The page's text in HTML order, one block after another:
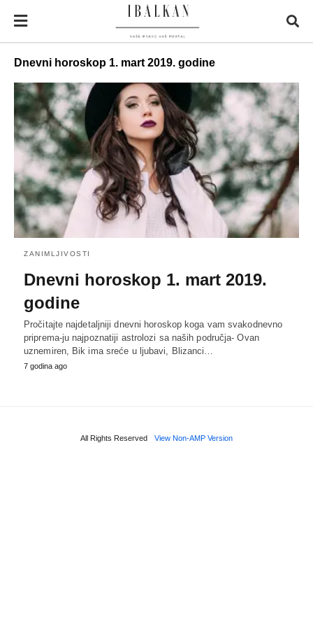
Dnevni horoskop 1. mart 2019. godine
ZANIMLJIVOSTI
Dnevni horoskop 1. mart 2019.
godine
Pročitajte najdetaljniji dnevni horoskop koga vam svakodnevno
priprema-ju najpoznatiji astrolozi sa naših područja- Ovan
uznemiren, Bik ima sreće u ljubavi, Blizanci…
7 godina ago
All Rights Reserved View Non-AMP Version